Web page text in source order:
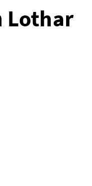
Lothar